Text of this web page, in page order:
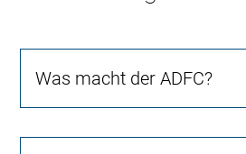
Was macht der ADFC?